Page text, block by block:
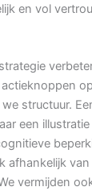
en vol
structuur.
een
afhankelijk
vermijden